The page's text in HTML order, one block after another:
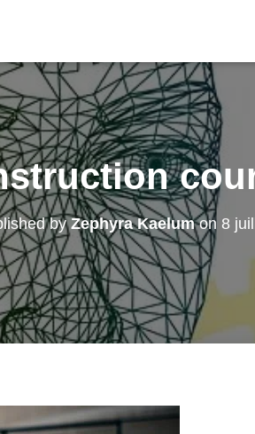
byZephyra Kaelumon 8